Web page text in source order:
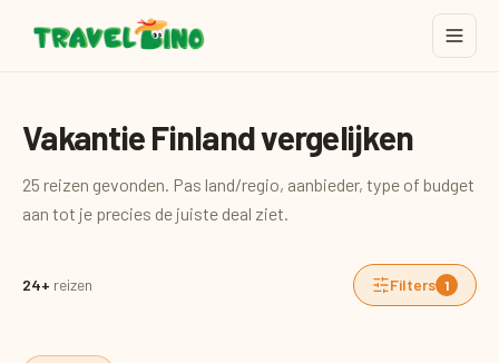
Vakantie Finland vergelijken
25 reizen gevonden. Pas land/regio, aanbieder, type of budget
aan tot je precies de juiste deal ziet.
24+ reizen Filters 1